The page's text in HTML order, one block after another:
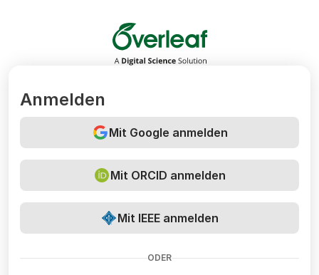
Overleaf
Anmelden
Mit Google anmelden
Mit ORCID anmelden
Mit IEEE anmelden
ODER